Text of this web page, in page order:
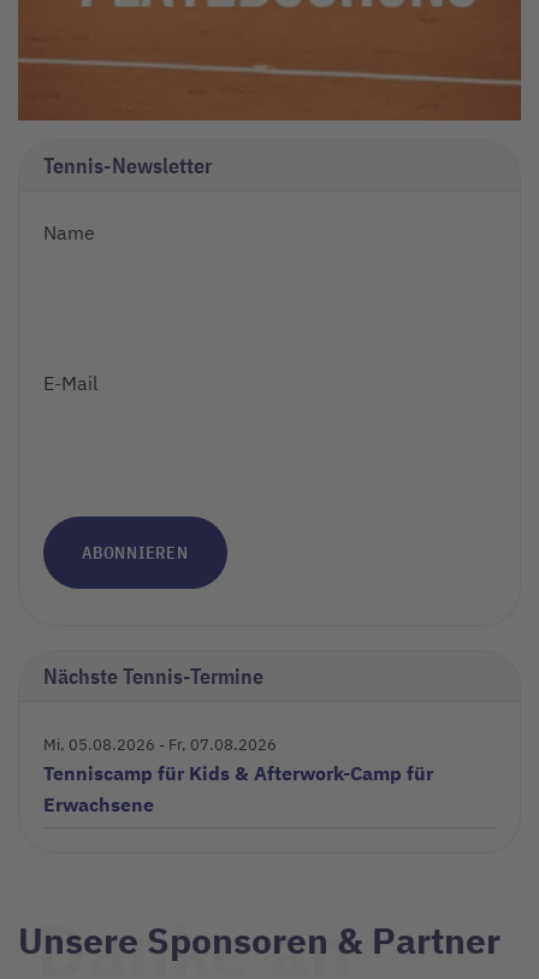
Tennis-Newsletter
Name
E-Mail
ABONNIEREN
Nächste Tennis-Termine
Mi, 05.08.2026 - Fr, 07.08.2026
Tenniscamp für Kids & Afterwork-Camp für
Erwachsene
Unsere Sponsoren & Partner
Danke an